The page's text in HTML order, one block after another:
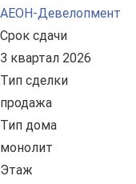
АЕОН-Девелопмент
Срок сдачи
3 квартал 2026
Тип сделки
продажа
Тип дома
монолит
Этаж